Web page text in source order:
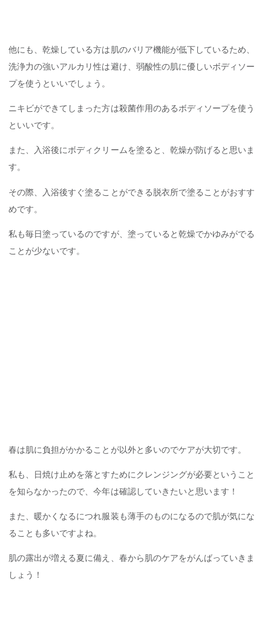
他にも、乾燥している方は肌のバリア機能が低下しているため、
洗浄力の強いアルカリ性は避け、弱酸性の肌に優しいボディソー
プを使うといいでしょう。
ニキビができてしまった方は殺菌作用のあるボディソープを使う
といいです。
また、入浴後にボディクリームを塗ると、乾燥が防げると思いま
す。
その際、入浴後すぐ塗ることができる脱衣所で塗ることがおすす
めです。
私も毎日塗っているのですが、塗っていると乾燥でかゆみがでる
ことが少ないです。
春は肌に負担がかかることが以外と多いのでケアが大切です。
私も、日焼け止めを落とすためにクレンジングが必要ということ
を知らなかったので、今年は確認していきたいと思います！
また、暖かくなるにつれ服装も薄手のものになるので肌が気にな
ることも多いですよね。
肌の露出が増える夏に備え、春から肌のケアをがんばっていきま
しょう！